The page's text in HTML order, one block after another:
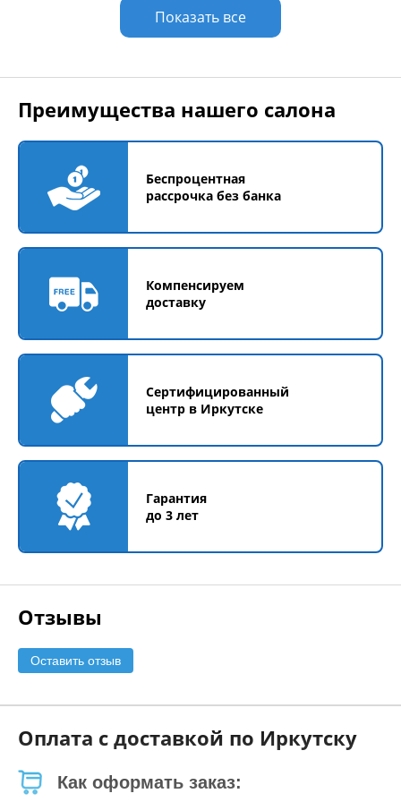
Показать все
Преимущества нашего салона
Беспроцентная
рассрочка без банка
Компенсируем
доставку
Сертифицированный
центр в Иркутске
Гарантия
до 3 лет
Отзывы
Оставить отзыв
Оплата с доставкой по Иркутску
Как оформать заказ: